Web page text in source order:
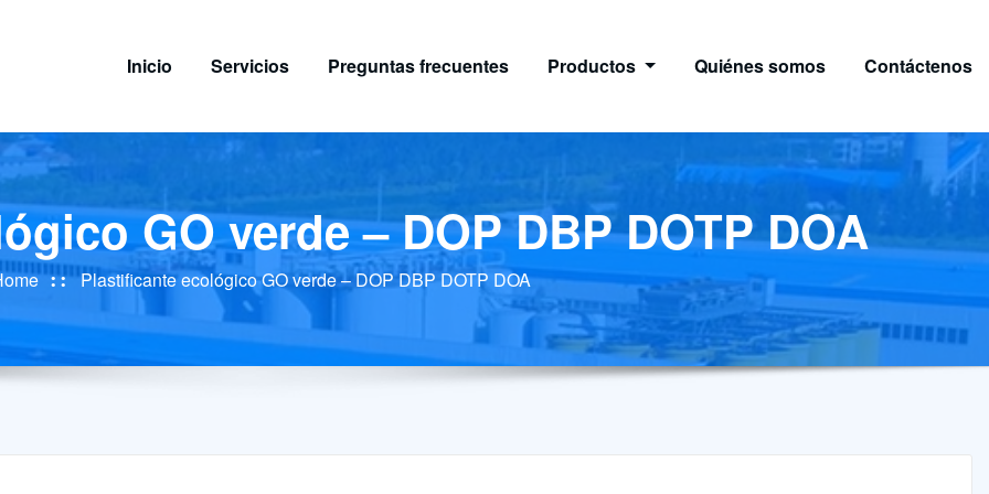
Inicio Servicios Preguntas frecuentes Productos Quiénes somos Contáctenos
GO verde – DOP DBP DOTP DOA
Plastificante ecológico GO verde – DOP DBP DOTP DOA